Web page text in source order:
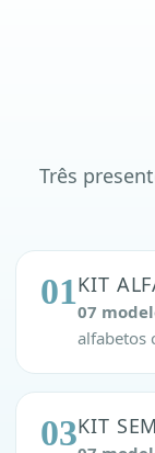
Três
01KIT
07
alfabetos
03KIT